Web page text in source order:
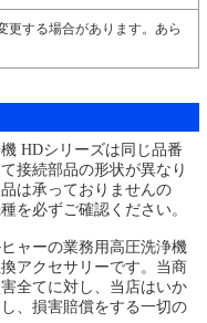
する場合があります。あら
HDシリーズは同じ品番
接続部品の形状が異なり
は承っておりませんの
を必ずご確認ください。
ャーの業務用高圧洗浄機
アクセサリーです。当商
全てに対し、当店はいか
、損害賠償をする一切の